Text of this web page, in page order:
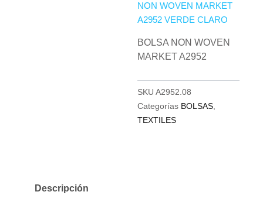
NON WOVEN MARKET
A2952 VERDE CLARO
BOLSA NON WOVEN
MARKET A2952
SKU A2952.08
Categorías BOLSAS
TEXTILES
Descripción